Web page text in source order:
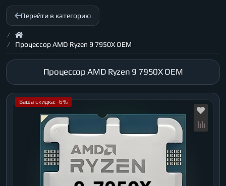
Перейти в категорию
Процессор AMD Ryzen 9 7950X OEM
Процессор AMD Ryzen 9 7950X OEM
Ваша скидка: -6%